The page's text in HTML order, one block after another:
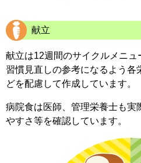
献立
献立は12週間のサイクルメニ
習慣見直しの参考になるよう各
どを配慮して作成しています。
病院食は医師、管理栄養士も実
やすさ等を確認しています。